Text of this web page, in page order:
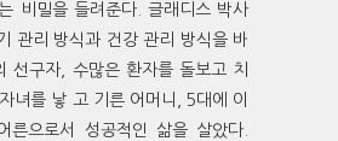
비밀을 들려준다. 글래디스 박사
관리 방식과 건강 관리 방식을 바
선구자, 수많은 환자를 돌보고 치
녀를 낳 고 기른 어머니, 5대에 이
른으로서 성공적인 삶을 살았다.